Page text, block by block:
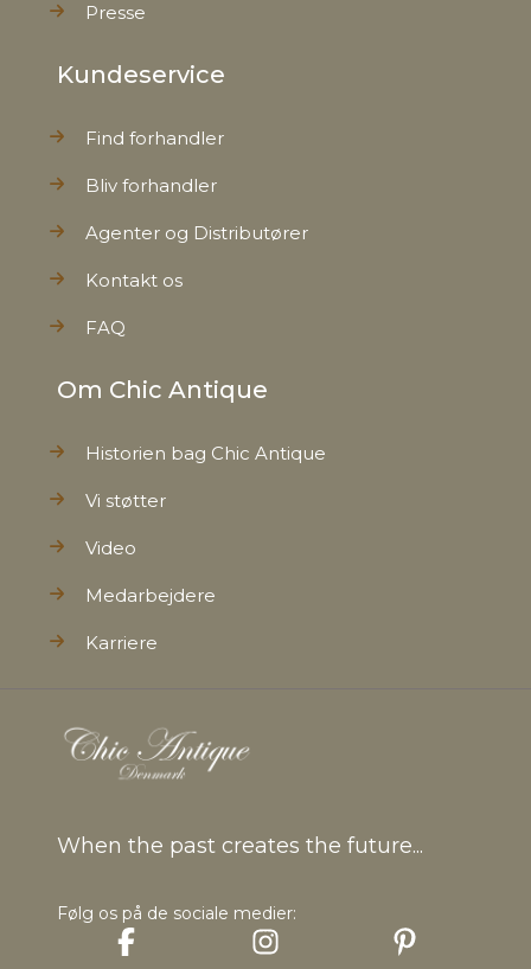
Presse
Kundeservice
Find forhandler
Bliv forhandler
Agenter og Distributører
Kontakt os
FAQ
Om Chic Antique
Historien bag Chic Antique
Vi støtter
Video
Medarbejdere
Karriere
When the past creates the future...
Følg os på de sociale medier: